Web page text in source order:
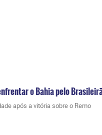
o Bahia pelo
após a vitória sobre o Remo